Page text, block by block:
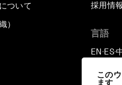
この
ます
ついて
）
採用情
言語
EN ▪ES▪